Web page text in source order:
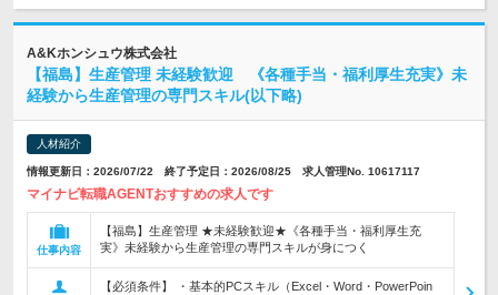
A&Kホンシュウ株式会社
【福島】生産管理 未経験歓迎 《各種手当・福利厚生充実》未
経験から生産管理の専門スキル(以下略)
人材紹介
情報更新日：2026/07/22 終了予定日：2026/08/25 求人管理No. 10617117
マイナビ転職AGENTおすすめの求人です
仕事内容
【福島】生産管理 ★未経験歓迎★《各種手当・福利厚生充
実》未経験から生産管理の専門スキルが身につく
【必須条件】 ・基本的PCスキル（Excel・Word・PowerPoin